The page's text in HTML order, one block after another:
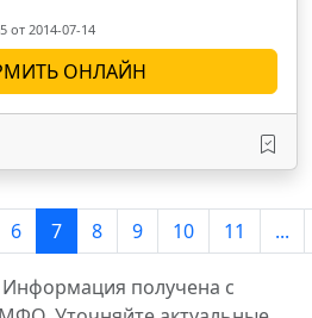
от 2014-07-14
ОНЛАЙН
6 7 8 9 10 11 ...
получена с